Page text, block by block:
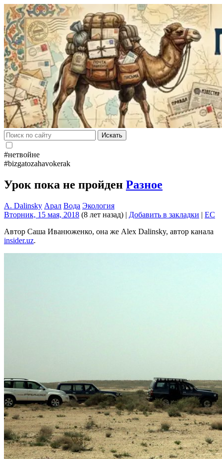
Искать
#нетвойне
#bizgatozahavokerak
Урок пока не пройден Разное
A. Dalinsky Арал Вода Экология
Вторник, 15 мая, 2018 (8 лет назад) | Добавить в закладки | EC
Автор Саша Иванюженко, она же Alex Dalinsky, автор канала
insider.uz.